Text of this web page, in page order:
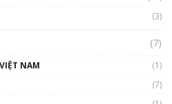
MemeCoin – Trò đùa tỷ đô
(3)
(7)
NAM
(1)
(7)